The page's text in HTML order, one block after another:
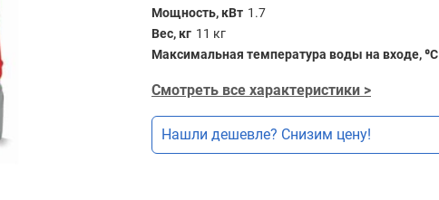
Мощность, кВт 1.7
Вес, кг 11 кг
Максимальная температура воды на входе, ⁰С
Смотреть все характеристики >
Нашли дешевле? Снизим цену!